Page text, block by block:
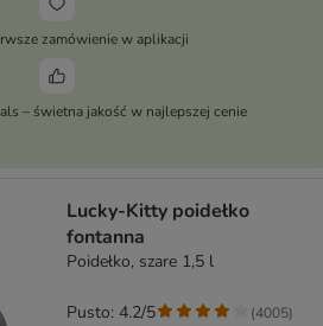
zamówienie w aplikacji
– świetna jakość w najlepszej cenie
Lucky-Kitty poidełko
fontanna
Poidełko, szare 1,5 l
Pusto: 4.2/5 (4005)